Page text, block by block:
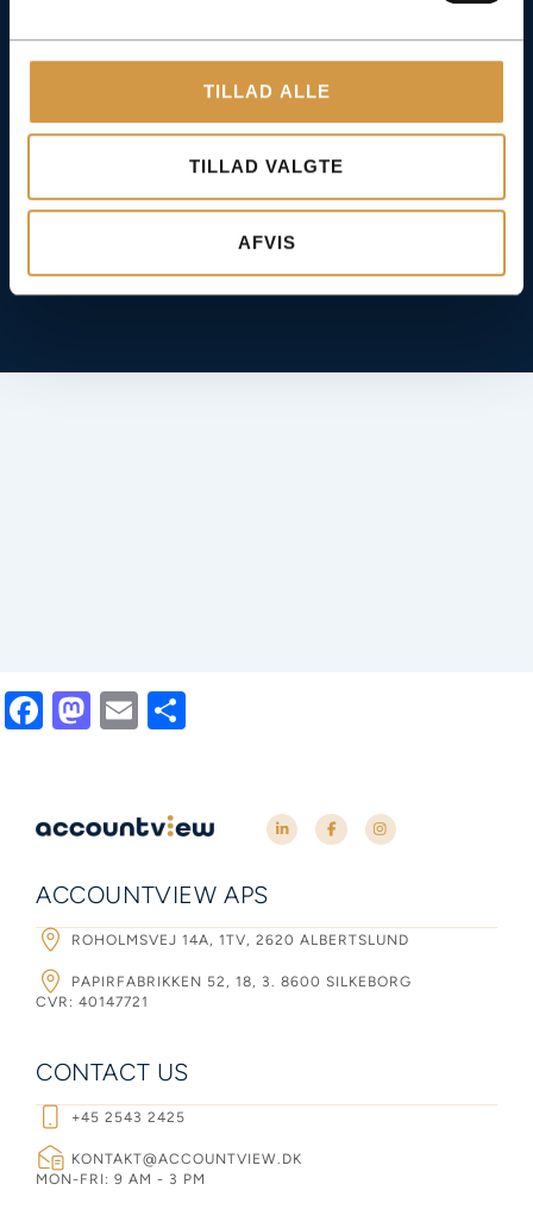
TILLAD ALLE
TILLAD VALGTE
AFVIS
Facebook
Mastodon
Email
ACCOUNTVIEW APS
ROHOLMSVEJ 14A, 1TV, 2620 ALBERTSLUND
PAPIRFABRIKKEN 52, 18, 3. 8600 SILKEBORG
CVR: 40147721
CONTACT US
+45 2543 2425
KONTAKT@ACCOUNTVIEW.DK
MON-FRI: 9 AM - 3 PM